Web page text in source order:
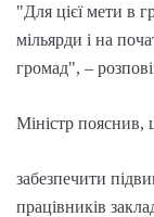
"Для цієї мети в
мільярди і на
громад", –
Міністр пояснив,
забезпечити
працівників